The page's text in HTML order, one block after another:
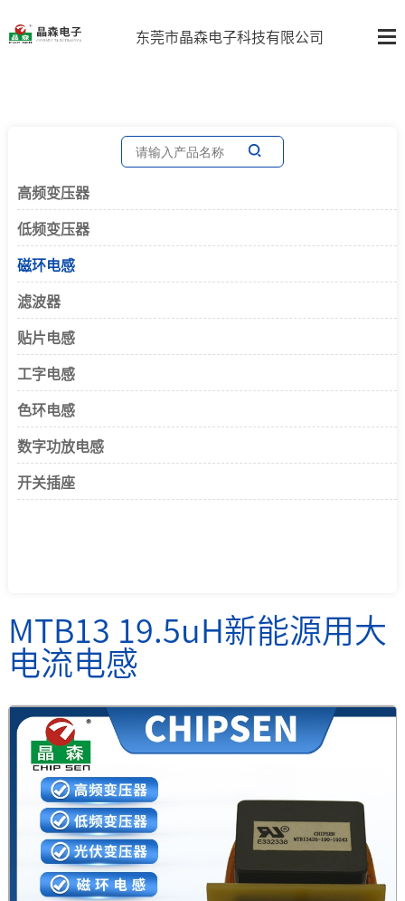
东莞市晶森电子科技有限公司
高频变压器
低频变压器
磁环电感
滤波器
贴片电感
工字电感
色环电感
数字功放电感
开关插座
MTB13 19.5uH新能源用大
电流电感